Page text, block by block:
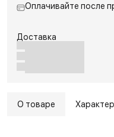
Оплачивайте после
Доставка
О товаре